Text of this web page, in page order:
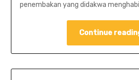
penembakan yang didakwa
Continue